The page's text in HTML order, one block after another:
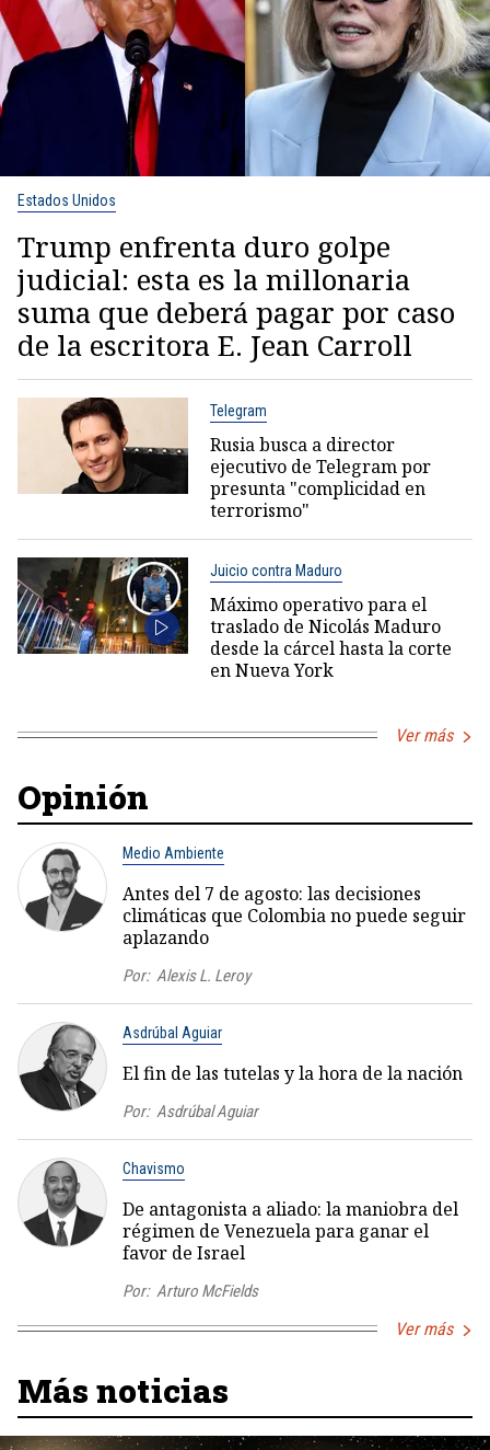
Estados Unidos
Trump enfrenta duro golpe
judicial: esta es la millonaria
suma que deberá pagar por caso
de la escritora E. Jean Carroll
Telegram
Rusia busca a director
ejecutivo de Telegram por
presunta "complicidad en
terrorismo"
Juicio contra Maduro
Máximo operativo para el
traslado de Nicolás Maduro
desde la cárcel hasta la corte
en Nueva York
Ver más
Opinión
Medio Ambiente
Antes del 7 de agosto: las decisiones
climáticas que Colombia no puede seguir
aplazando
Por: Alexis L. Leroy
Asdrúbal Aguiar
El fin de las tutelas y la hora de la nación
Por: Asdrúbal Aguiar
Chavismo
De antagonista a aliado: la maniobra del
régimen de Venezuela para ganar el
favor de Israel
Por: Arturo McFields
Ver más
Más noticias